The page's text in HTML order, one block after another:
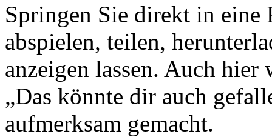
Springen Sie direkt in eine
abspielen, teilen,
anzeigen lassen. Auch
„Das könnte dir auch
aufmerksam gemacht.